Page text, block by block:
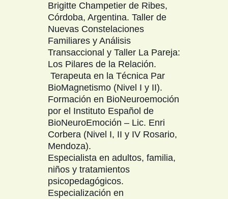
Brigitte Champetier de Ribes,
Córdoba, Argentina. Taller de
Nuevas Constelaciones
Familiares y Análisis
Transaccional y Taller La Pareja:
Los Pilares de la Relación.
Terapeuta en la Técnica Par
BioMagnetismo (Nivel I y II).
Formación en BioNeuroemoción
por el Instituto Español de
BioNeuroEmoción – Lic. Enri
Corbera (Nivel I, II y IV Rosario,
Mendoza).
Especialista en adultos, familia,
niños y tratamientos
psicopedagógicos.
Especialización en